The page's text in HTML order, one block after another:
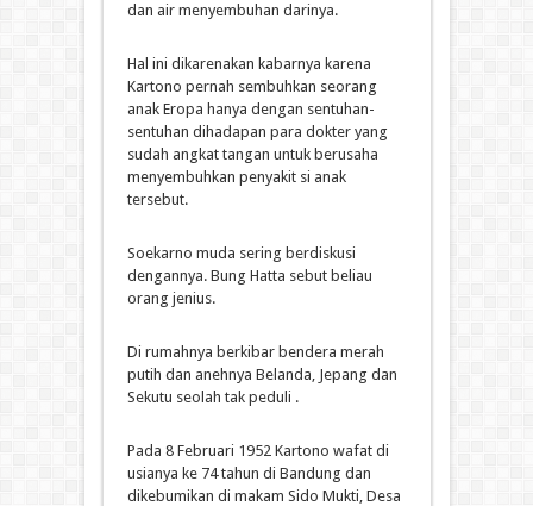
dan air menyembuhan darinya.
Hal ini dikarenakan kabarnya karena
Kartono pernah sembuhkan seorang
anak Eropa hanya dengan sentuhan-
sentuhan dihadapan para dokter yang
sudah angkat tangan untuk berusaha
menyembuhkan penyakit si anak
tersebut.
Soekarno muda sering berdiskusi
dengannya. Bung Hatta sebut beliau
orang jenius.
Di rumahnya berkibar bendera merah
putih dan anehnya Belanda, Jepang dan
Sekutu seolah tak peduli .
Pada 8 Februari 1952 Kartono wafat di
usianya ke 74 tahun di Bandung dan
dikebumikan di makam Sido Mukti, Desa